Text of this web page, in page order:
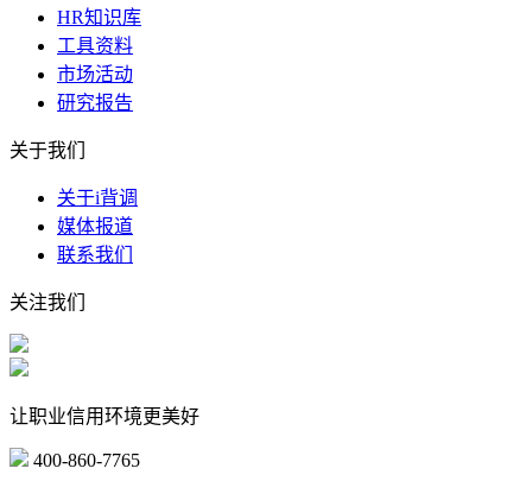
HR知识库
工具资料
市场活动
研究报告
关于我们
关于i背调
媒体报道
联系我们
关注我们
让职业信用环境更美好
400-860-7765